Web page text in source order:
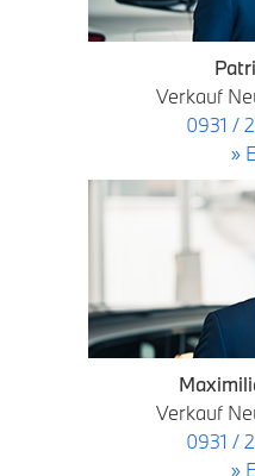
Verkauf
0931 /
»
Verkauf
0931 /
»